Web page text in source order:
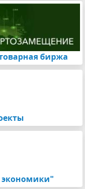
биржа